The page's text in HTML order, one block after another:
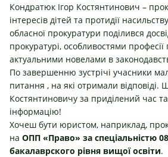
Кондратюк Ігор Костянтинович –
інтересів дітей та протидії
обласної прокуратури поділився
прокуратурі, особливостями
актуальними новелами в
По завершенню зустрічі учасники
питання , на які отримали відповіді.
Костянтиновичу за приділений час та
інформацію!
Хочеш бути юристом, наприклад,
на ОПП «Право» за спеціальністю
бакалаврского рівня вищої освіти.